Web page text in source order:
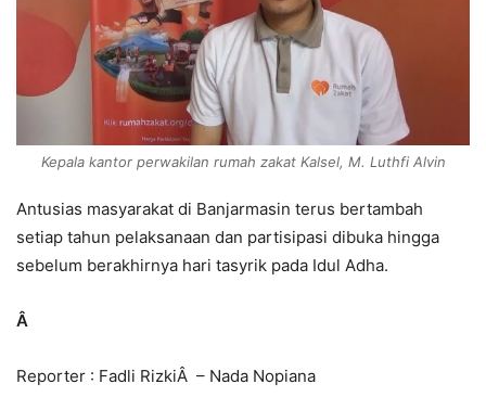
Kepala kantor perwakilan rumah zakat Kalsel, M. Luthfi Alvin
Antusias masyarakat di Banjarmasin terus bertambah
setiap tahun pelaksanaan dan partisipasi dibuka hingga
sebelum berakhirnya hari tasyrik pada Idul Adha.
Â
Reporter : Fadli RizkiÂ – Nada Nopiana